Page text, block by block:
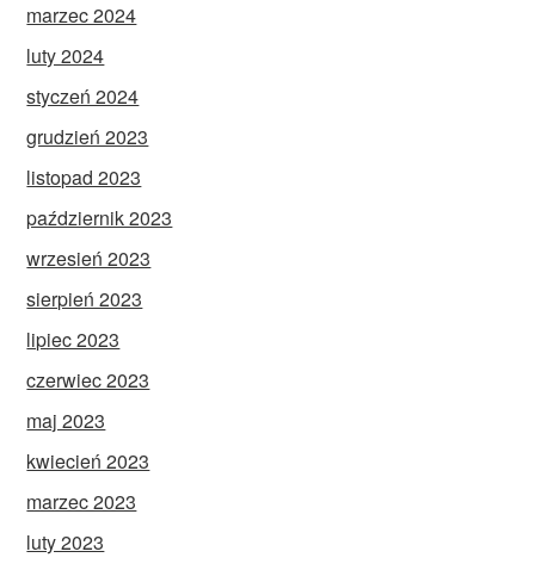
marzec 2024
luty 2024
styczeń 2024
grudzień 2023
listopad 2023
październik 2023
wrzesień 2023
sierpień 2023
lipiec 2023
czerwiec 2023
maj 2023
kwiecień 2023
marzec 2023
luty 2023